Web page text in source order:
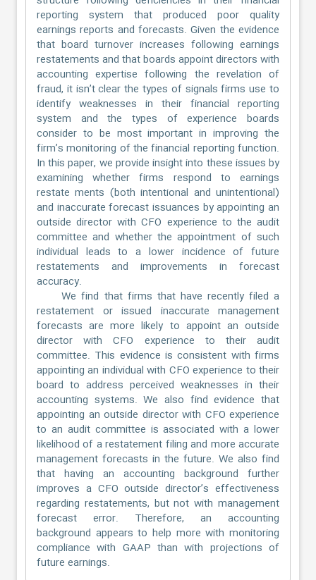
reporting system that produced poor quality
earnings reports and forecasts. Given the evidence
that board turnover increases following earnings
restatements and that boards appoint directors with
accounting expertise following the revelation of
fraud, it isn’t clear the types of signals firms use to
identify weaknesses in their financial reporting
system and the types of experience boards
consider to be most important in improving the
firm’s monitoring of the financial reporting function.
In this paper, we provide insight into these issues by
examining whether firms respond to earnings
restate ments (both intentional and unintentional)
and inaccurate forecast issuances by appointing an
outside director with CFO experience to the audit
committee and whether the appointment of such
individual leads to a lower incidence of future
restatements and improvements in forecast
accuracy.
We find that firms that have recently filed a
restatement or issued inaccurate management
forecasts are more likely to appoint an outside
director with CFO experience to their audit
committee. This evidence is consistent with firms
appointing an individual with CFO experience to their
board to address perceived weaknesses in their
accounting systems. We also find evidence that
appointing an outside director with CFO experience
to an audit committee is associated with a lower
likelihood of a restatement filing and more accurate
management forecasts in the future. We also find
that having an accounting background further
improves a CFO outside director’s effectiveness
regarding restatements, but not with management
forecast error. Therefore, an accounting
background appears to help more with monitoring
compliance with GAAP than with projections of
future earnings.